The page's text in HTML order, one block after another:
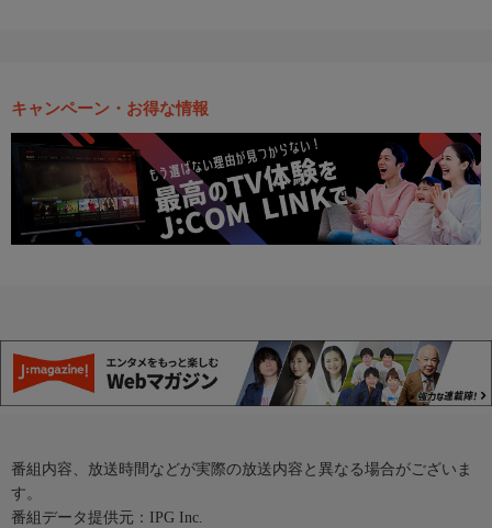
キャンペーン・お得な情報
番組内容、放送時間などが実際の放送内容と異なる場合がございま
す。
番組データ提供元：IPG Inc.